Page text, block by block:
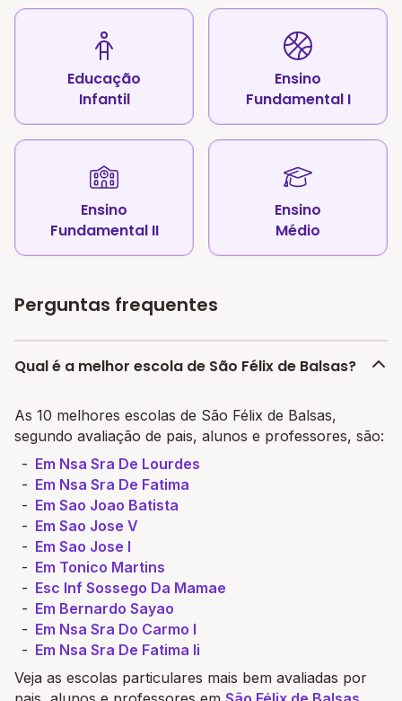
Educação
Infantil
Ensino
Fundamental I
Ensino
Fundamental II
Ensino
Médio
Perguntas frequentes
Qual é a melhor escola de São Félix de Balsas?
As 10 melhores escolas de São Félix de Balsas,
segundo avaliação de pais, alunos e professores, são:
Em Nsa Sra De Lourdes
Em Nsa Sra De Fatima
Em Sao Joao Batista
Em Sao Jose V
Em Sao Jose I
Em Tonico Martins
Esc Inf Sossego Da Mamae
Em Bernardo Sayao
Em Nsa Sra Do Carmo I
Em Nsa Sra De Fatima Ii
Veja as escolas particulares mais bem avaliadas por